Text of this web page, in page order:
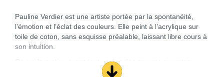
Pauline Verdier est une artiste portée par la spontanéité,
l’émotion et l’éclat des couleurs. Elle peint à l’acrylique sur
toile de coton, sans esquisse préalable, laissant libre cours à
son intuition.
Ce qui la motive avant tout : créer des œuvres ouvertes,
propices à l’imagination, où chacun peut projeter sa propre